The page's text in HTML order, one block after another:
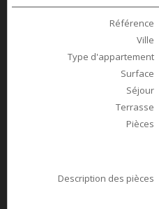
Référence
Ville
Type d'appartement
Surface
Séjour
Terrasse
Pièces
Description des pièces